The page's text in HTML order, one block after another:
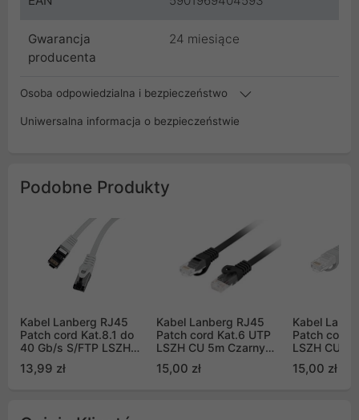
Gwarancja
producenta
24 miesiące
Osoba odpowiedzialna i bezpieczeństwo
Uniwersalna informacja o bezpieczeństwie
Podobne Produkty
Kabel Lanberg RJ45
Patch cord Kat.8.1 do
40 Gb/s S/FTP LSZH
CU 1,5m Szary Fluke
Passed (PCF8-10CU-
13,99 zł
Kabel Lanberg RJ45
Patch cord Kat.6 UTP
LSZH CU 5m Czarny
Fluke Passed (PCU6-
10CU-0500-BK)
15,00 zł
Kabel
Patch cord
LSZH CU
Fluke
10CU-
15,00 zł